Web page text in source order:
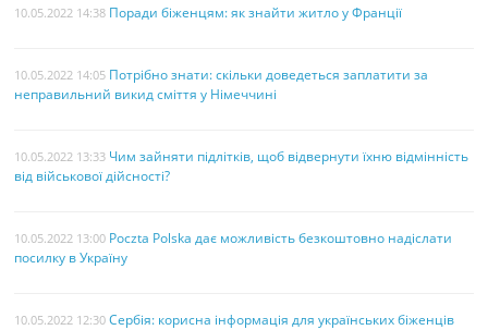
10.05.2022 14:38 Поради біженцям: як знайти житло у Франції
10.05.2022 14:05 Потрібно знати: скільки доведеться заплатити за
неправильний викид сміття у Німеччині
10.05.2022 13:33 Чим зайняти підлітків, щоб відвернути їхню відмінність
від військової дійсності?
10.05.2022 13:00 Poczta Polska дає можливість безкоштовно надіслати
посилку в Україну
10.05.2022 12:30 Сербія: корисна інформація для українських біженців